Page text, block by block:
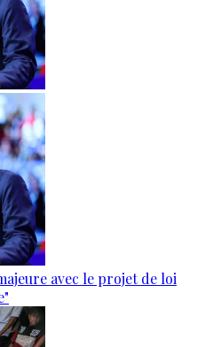
avec le projet de loi